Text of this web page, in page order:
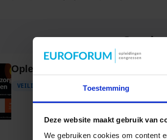
Toestemming
Deze website maakt gebruik van
We gebruiken cookies om content
Opleiding Coördinator nazorg ex-
VEILIGHEID